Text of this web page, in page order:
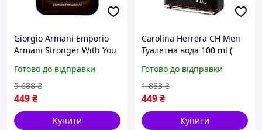
Giorgio Armani Emporio
Armani Stronger With You
вода 100 ml
Готово до відправки
449₴
5 688 ₴
Купити
Carolina Herrera CH Men
Туалетна вода 100 ml (
АШ
Готово до відправки
449₴
1 883 ₴
Купити